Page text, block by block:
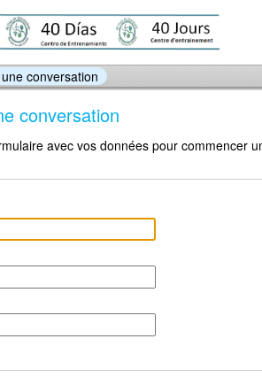
conversation
conversation
avec vos données pour commencer